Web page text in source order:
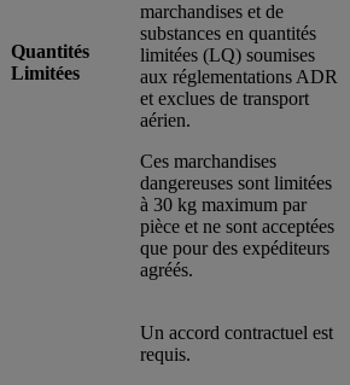
Quantités
Limitées
marchandises et de
substances en quantités
limitées (LQ) soumises
aux réglementations ADR
et exclues de transport
aérien.
Ces marchandises
dangereuses sont limitées
à 30 kg maximum par
pièce et ne sont acceptées
que pour des expéditeurs
agréés.
Un accord contractuel est
requis.